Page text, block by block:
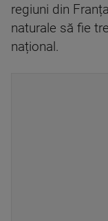
regiuni din
naturale să fie
național.